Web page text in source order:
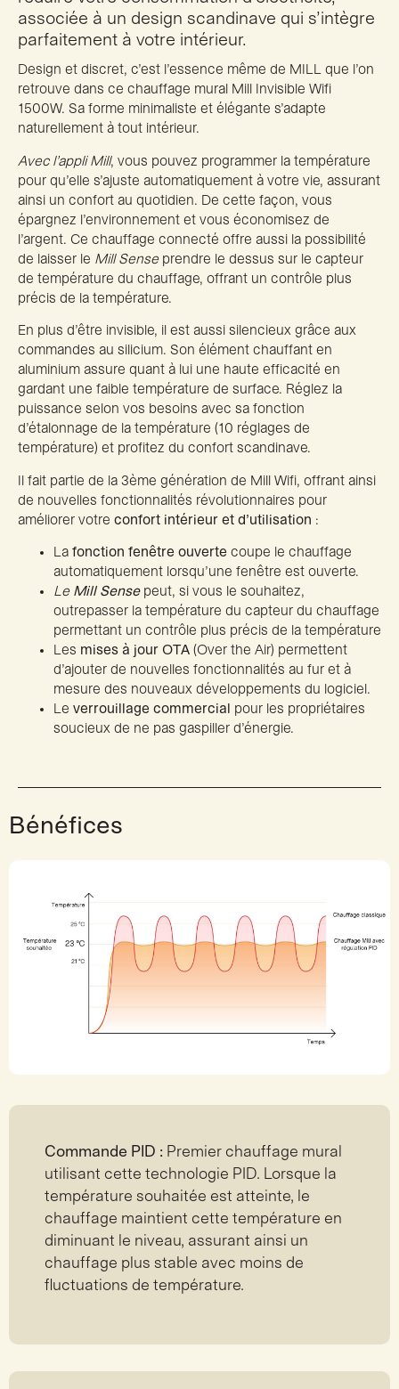
associée à un design scandinave qui s’intègre
parfaitement à votre intérieur.
Design et discret, c’est l’essence même de MILL que l’on
retrouve dans ce chauffage mural Mill Invisible Wifi
1500W. Sa forme minimaliste et élégante s’adapte
naturellement à tout intérieur.
Avec l’appli Mill, vous pouvez programmer la température
pour qu’elle s’ajuste automatiquement à votre vie, assurant
ainsi un confort au quotidien. De cette façon, vous
épargnez l’environnement et vous économisez de
l’argent. Ce chauffage connecté offre aussi la possibilité
de laisser le Mill Senseprendre le dessus sur le capteur
de température du chauffage, offrant un contrôle plus
précis de la température.
En plus d’être invisible, il est aussi silencieux grâce aux
commandes au silicium. Son élément chauffant en
aluminium assure quant à lui une haute efficacité en
gardant une faible température de surface. Réglez la
puissance selon vos besoins avec sa fonction
d’étalonnage de la température (10 réglages de
température) et profitez du confort scandinave.
Il fait partie de la 3ème génération de Mill Wifi, offrant ainsi
de nouvelles fonctionnalités révolutionnaires pour
améliorer votre confort intérieur et d’utilisation :
La fonction fenêtre ouverte coupe le chauffage
automatiquement lorsqu’une fenêtre est ouverte.
Le Mill Sensepeut, si vous le souhaitez,
outrepasser la température du capteur du chauffage
permettant un contrôle plus précis de la température
Les mises à jour OTA (Over the Air) permettent
d’ajouter de nouvelles fonctionnalités au fur et à
mesure des nouveaux développements du logiciel.
Le verrouillage commercial
pour les propriétaires
soucieux de ne pas gaspiller d’énergie.
Bénéfices
Commande PID : Premier chauffage mural
utilisant cette technologie PID. Lorsque la
température souhaitée est atteinte, le
chauffage maintient cette température en
diminuant le niveau, assurant ainsi un
chauffage plus stable avec moins de
fluctuations de température.